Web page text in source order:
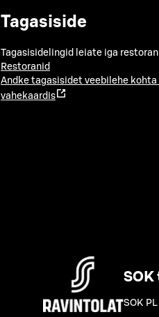
Tagasiside
Tagasisidelingid leiate iga
Restoranid
Andke tagasisidet veebilehe kohta
vahekaardis
SOK